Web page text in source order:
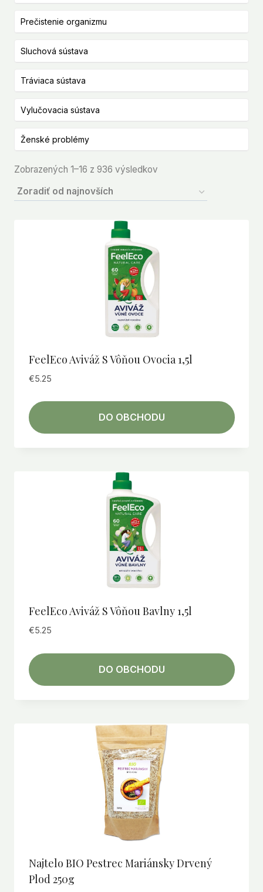
Prečistenie organizmu
Sluchová sústava
Tráviaca sústava
Vylučovacia sústava
Ženské problémy
Zobrazených 1–16 z 936 výsledkov
najnovších
FeelEco Aviváž S Vôňou Ovocia 1,5l
€5.25
DO OBCHODU
FeelEco Aviváž S Vôňou Bavlny 1,5l
€5.25
DO OBCHODU
Najtelo BIO Pestrec Mariánsky Drvený
Plod 250g